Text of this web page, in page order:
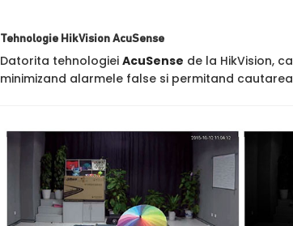
Tehnologie HikVision AcuSense
Datorita tehnologiei AcuSense de la HikVision,
minimizand alarmele false si permitand